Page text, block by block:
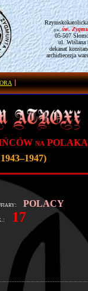
pw.św.
05-507
ul. Wiślana
dekanat
archidiecezja
na
POLACY
17